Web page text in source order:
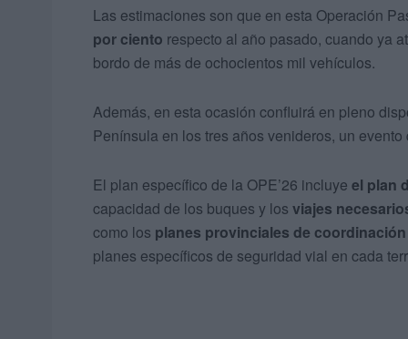
Las estimaciones son que en esta Operación
por ciento respecto al año pasado, cuando ya
bordo de más de ochocientos mil vehículos.
Además, en esta ocasión confluirá en pleno
Península en los tres años venideros, un
El plan específico de la OPE’26 incluye el plan
capacidad de los buques y los viajes
como los planes provinciales de coordinación
planes específicos de seguridad vial en cada